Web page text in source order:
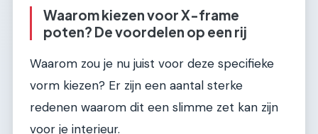
Waarom kiezen voor X-frame
poten? De voordelen op een rij
Waarom zou je nu juist voor deze specifieke
vorm kiezen? Er zijn een aantal sterke
redenen waarom dit een slimme zet kan zijn
voor je interieur.